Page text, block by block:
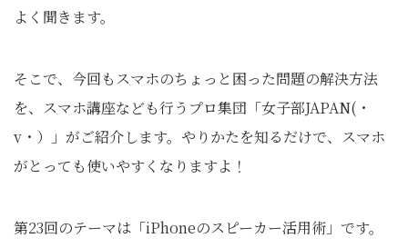
よく聞きます。
そこで、今回もスマホのちょっと困った問題の解決方法
を、スマホ講座なども行うプロ集団「女子部JAPAN(・
v・）」がご紹介します。やりかたを知るだけで、スマホ
がとっても使いやすくなりますよ！
第23回のテーマは「iPhoneのスピーカー活用術」です。